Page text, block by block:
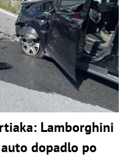
Lamborghini
dopadlo po